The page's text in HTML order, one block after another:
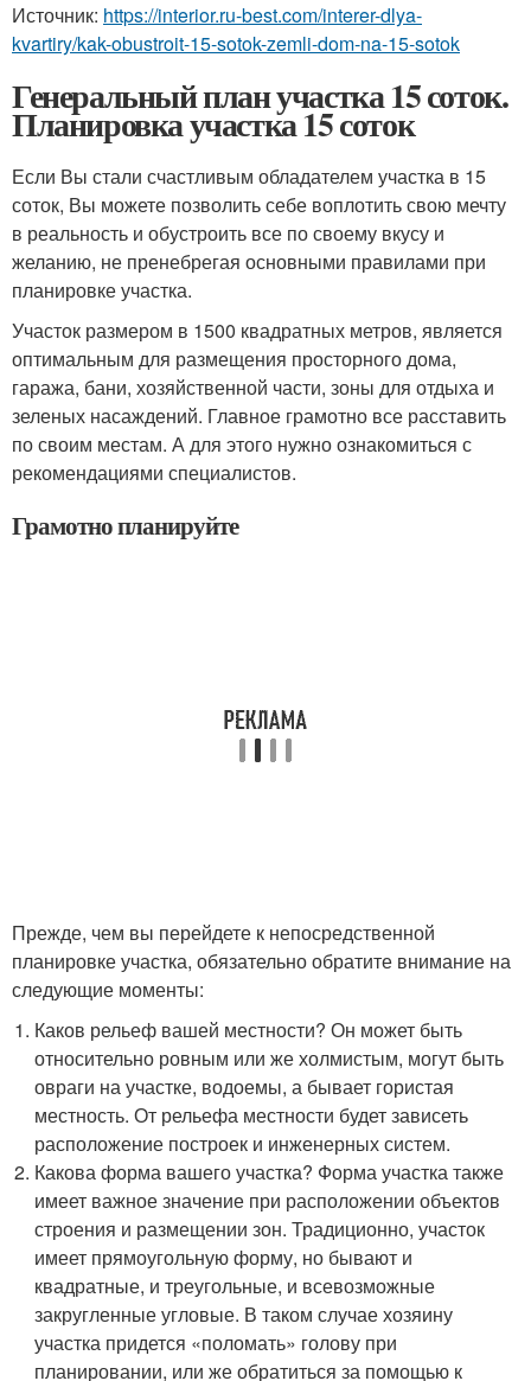
Источник: https://interior.ru-best.com/interer-dlya-
kvartiry/kak-obustroit-15-sotok-zemli-dom-na-15-sotok
Генеральный план участка 15 соток.
Планировка участка 15 соток
Если Вы стали счастливым обладателем участка в 15
соток, Вы можете позволить себе воплотить свою мечту
в реальность и обустроить все по своему вкусу и
желанию, не пренебрегая основными правилами при
планировке участка.
Участок размером в 1500 квадратных метров, является
оптимальным для размещения просторного дома,
гаража, бани, хозяйственной части, зоны для отдыха и
зеленых насаждений. Главное грамотно все расставить
по своим местам. А для этого нужно ознакомиться с
рекомендациями специалистов.
Грамотно планируйте
Прежде, чем вы перейдете к непосредственной
планировке участка, обязательно обратите внимание на
следующие моменты:
Каков рельеф вашей местности? Он может быть
относительно ровным или же холмистым, могут быть
овраги на участке, водоемы, а бывает гористая
местность. От рельефа местности будет зависеть
расположение построек и инженерных систем.
Какова форма вашего участка? Форма участка также
имеет важное значение при расположении объектов
строения и размещении зон. Традиционно, участок
имеет прямоугольную форму, но бывают и
квадратные, и треугольные, и всевозможные
закругленные угловые. В таком случае хозяину
участка придется «поломать» голову при
планировании, или же обратиться за помощью к